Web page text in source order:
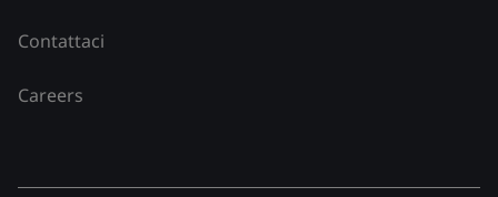
Contattaci
Careers